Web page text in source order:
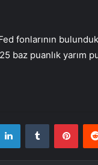
fonlarının
baz puanlık yarım
LinkedInTumblr